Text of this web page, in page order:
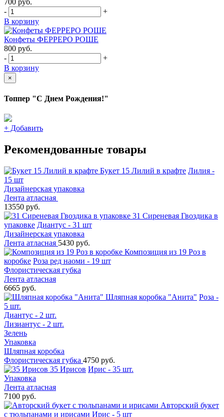
700 руб.
-
+
В корзину
Конфеты ФЕРРЕРО РОШЕ
800 руб.
-
+
В корзину
×
Топпер "С Днем Рождения!"
+ Добавить
Рекомендованные товары
Букет 15 Лилий в крафте Лилия -
15 шт
Дизайнерская упаковка
Лента атласная
13550 руб.
31 Сиреневая Гвоздика в
упаковке Диантус - 31 шт
Дизайнерская упаковка
Лента атласная 5430 руб.
Композиция из 19 Роз в
коробке Роза ред наоми - 19 шт
Флористическая губка
Лента атласная
6665 руб.
Шляпная коробка "Анита" Роза -
5 шт.
Диантус - 2 шт.
Лизиантус - 2 шт.
Зелень
Упаковка
Шляпная коробка
Флористическая губка 4750 руб.
35 Ирисов Ирис - 35 шт.
Упаковка
Лента атласная
7100 руб.
Авторский букет
с тюльпанами и ирисами Ирис - 5 шт